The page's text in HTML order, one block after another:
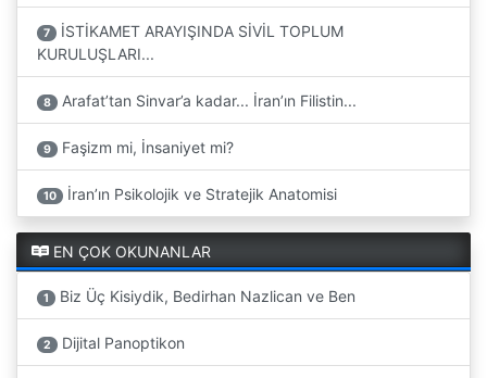
7
İSTİKAMET ARAYIŞINDA SİVİL TOPLUM
KURULUŞLARI...
8 Arafat’tan Sinvar’a kadar... İran’ın Filistin...
9 Faşizm mi, İnsaniyet mi?
10 İran’ın Psikolojik ve Stratejik Anatomisi
EN ÇOK OKUNANLAR
1 Biz Üç Kisiydik, Bedirhan Nazlican ve Ben
2 Dijital Panoptikon